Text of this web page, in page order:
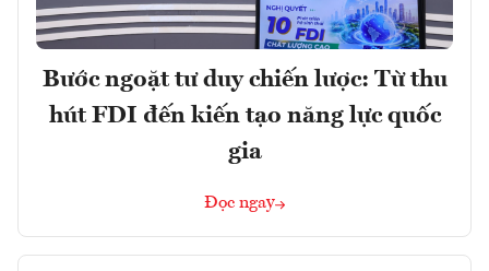
Bước ngoặt tư duy chiến lược: Từ thu
hút FDI đến kiến tạo năng lực quốc
gia
Đọc ngay